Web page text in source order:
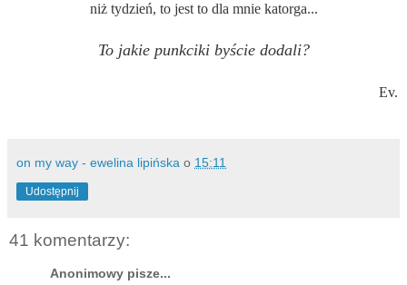
niż tydzień, to jest to dla mnie katorga...
To jakie punkciki byście dodali?
Ev.
on my way - ewelina lipińska o 15:11
Udostępnij
41 komentarzy:
Anonimowy pisze...